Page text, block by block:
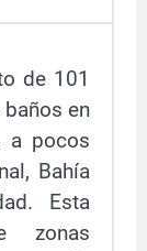
de 101
en
a pocos
Bahía
Esta
zonas